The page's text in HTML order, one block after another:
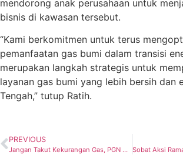
mendorong anak perusahaan untuk
bisnis di kawasan tersebut.
“Kami berkomitmen untuk terus
pemanfaatan gas bumi dalam transisi
merupakan langkah strategis untuk
layanan gas bumi yang lebih bersih dan
Tengah,” tutup Ratih.
PREVIOUS
Jangan Takut Kekurangan Gas, PGN Area Cilegon Pastikan Layanan Gas Bumi Aman Selama Ramadhan